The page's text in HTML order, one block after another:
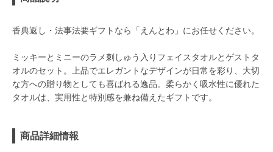
香典返し・法事法要ギフトなら「えんとわ」にお任せください。
ミッキーとミニーのラメ刺しゅう入りフェイスタオルとゲストタ
オルのセット。上品でエレガントなデザインが日常を彩り、大切
な方への贈り物としても喜ばれる逸品。柔らかく吸水性に優れた
タオルは、実用性と特別感を兼ね備えたギフトです。
商品詳細情報